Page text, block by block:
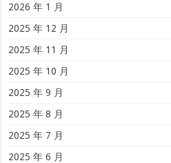
2026 年 1 月
2025 年 12 月
2025 年 11 月
2025 年 10 月
2025 年 9 月
2025 年 8 月
2025 年 7 月
2025 年 6 月